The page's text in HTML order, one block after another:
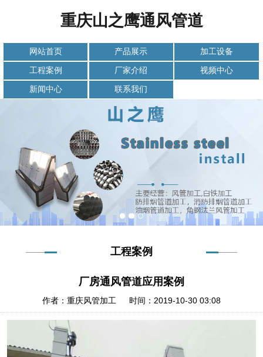
重庆山之鹰通风管道
网站首页 产品展示 加工设备
工程案例 厂家介绍 视频中心
新闻中心 联系我们
工程案例
厂房通风管道应用案例
作者：重庆风管加工 时间：2019-10-30 03:08